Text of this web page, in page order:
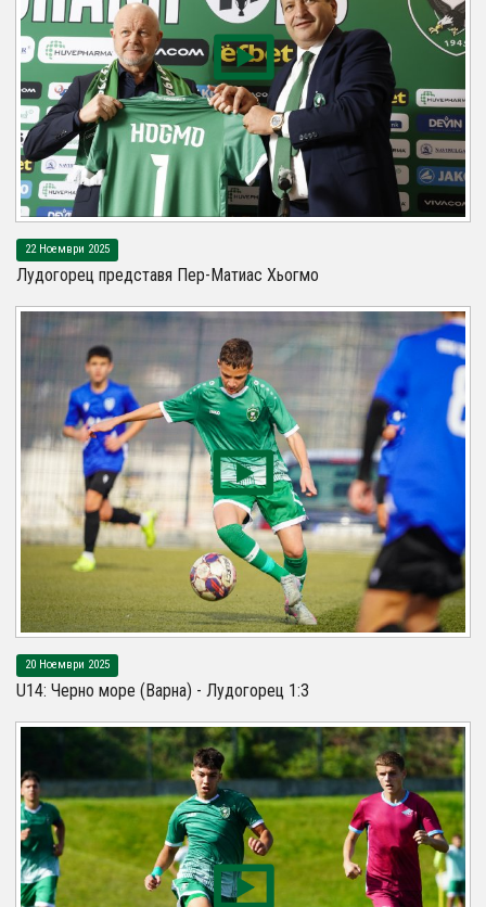
22 Ноември 2025
Лудогорец представя Пер-Матиас Хьогмо
20 Ноември 2025
U14: Черно море (Варна) - Лудогорец 1:3